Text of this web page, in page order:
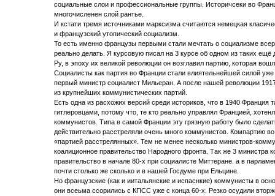
социальные слои и профессиональные группы. Историчсеки во
многочисленен слой рантье.
И кстати тремя источниками марксизма считаются немецкая
и французский утопический социализм.
То есть именно французы первыми стали мечтать о социализме
реально делать. Я курсовую писал на 3 курсе об одном из таких
Ру, в эпоху их великой революции он возглавил партию, которая
Социалисты как партия во Франции стали влиятельнейшей силой
первый министр социалист Мильеран. А после нашей революции
из крупнейших коммунистических партий.
Есть одна из расхожих версий среди историков, что в 1940 Франция
гитлеровцами, потому что, те кто реально управлял Францией,
коммунистов. Типа в самой Франции эту грязную работу было
действительно расстреляли очень много коммунистов. Компартию
«партией расстрелянных». Тем не менее несколько министров-
коалиционное правительство Народного фронта. Так же 3 министра
правительство в начале 80-х при социалисте Миттеране. а в
почти столько же сколько и в нашей Госдуме при Ельцине.
Но французские (как и иитальянские и испаснкие) коммунисты в
они всеьма ссорились с КПСС уже с конца 60-х. Резко осудили